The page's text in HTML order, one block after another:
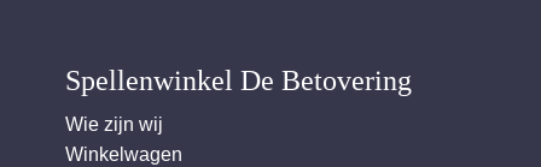
Spellenwinkel De Betover​ing
Wie zijn wij
Winkelwagen